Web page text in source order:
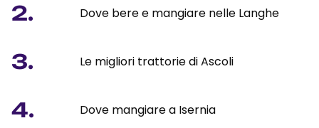
2. Dove bere e mangiare nelle Langhe
3. Le migliori trattorie di Ascoli
4. Dove mangiare a Isernia